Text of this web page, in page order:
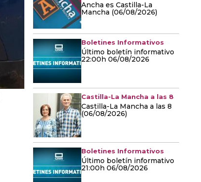
Ancha es Castilla-La
Mancha (06/08/2026)
Boletines Informativos
Último boletín informativo
22:00h 06/08/2026
Castilla-La Mancha a las 8
Castilla-La Mancha a las 8
(06/08/2026)
Boletines Informativos
Último boletín informativo
21:00h 06/08/2026